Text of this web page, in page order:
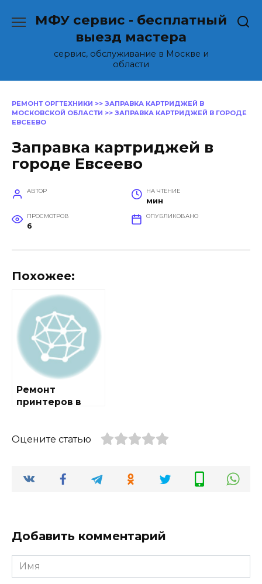
МФУ сервис - бесплатный
выезд мастера
сервис, обслуживание в Москве и
области
РЕМОНТ ОРГТЕХНИКИ >> ЗАПРАВКА КАРТРИДЖЕЙ В
МОСКОВСКОЙ ОБЛАСТИ >> ЗАПРАВКА КАРТРИДЖЕЙ В ГОРОДЕ
ЕВСЕЕВО
Заправка картриджей в
городе Евсеево
АВТОР НА ЧТЕНИЕ
мин
ПРОСМОТРОВ
6
ОПУБЛИКОВАНО
Похожее:
Ремонт
принтеров в
Оцените статью
Добавить комментарий
Имя